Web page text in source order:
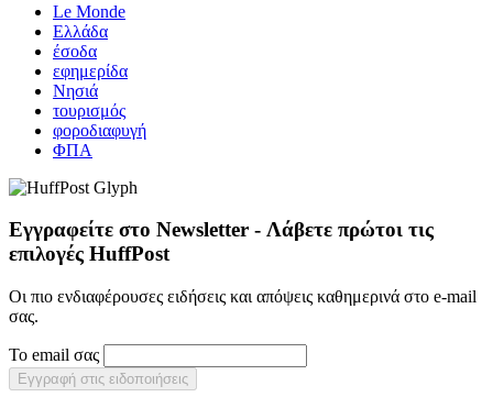
Le Monde
Ελλάδα
έσοδα
εφημερίδα
Νησιά
τουρισμός
φοροδιαφυγή
ΦΠΑ
Εγγραφείτε στο Newsletter - Λάβετε πρώτοι τις
επιλογές HuffPost
Οι πιο ενδιαφέρουσες ειδήσεις και απόψεις καθημερινά στο e-mail
σας.
Το email σας
Εγγραφή στις ειδοποιήσεις